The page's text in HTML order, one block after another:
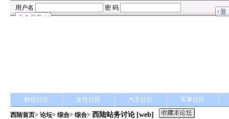
财经社区 女性社区 汽车社区 军事社区
西陆首页>论坛>综合> 综合> 西陆站务讨论 [web]